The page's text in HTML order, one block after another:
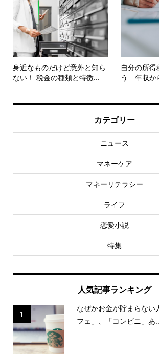
身近なものだけど意外と知ら
ない！ 税金の種類と特徴...
自分の所得
う 年収か
カテゴリー
ニュース
マネーケア
マネーリテラシー
ライフ
恋愛小説
特集
人気記事ランキング
1
なぜかお金が貯まらない
フェ」、「コンビニ」あ